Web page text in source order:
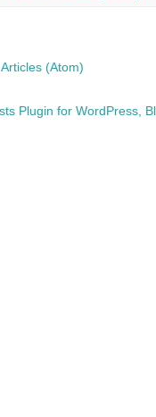
Articles (Atom)